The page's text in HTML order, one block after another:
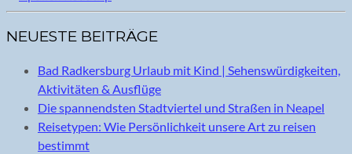
NEUESTE BEITRÄGE
Bad Radkersburg Urlaub mit Kind | Sehenswürdigkeiten,
Aktivitäten & Ausflüge
Die spannendsten Stadtviertel und Straßen in Neapel
Reisetypen: Wie Persönlichkeit unsere Art zu reisen
bestimmt